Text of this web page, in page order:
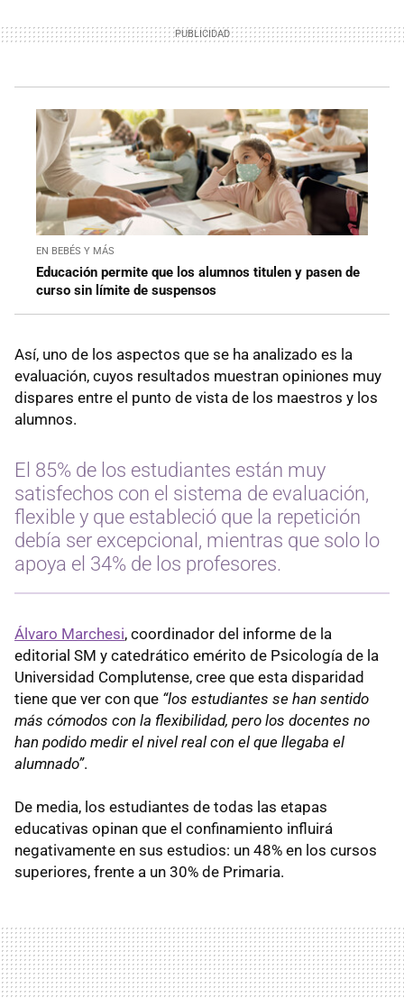
EN BEBÉS Y MÁS
Educación permite que los alumnos titulen y pasen de
curso sin límite de suspensos
Así, uno de los aspectos que se ha analizado es la
evaluación, cuyos resultados muestran opiniones muy
dispares entre el punto de vista de los maestros y los
alumnos.
El 85% de los estudiantes están muy
satisfechos con el sistema de evaluación,
flexible y que estableció que la repetición
debía ser excepcional, mientras que solo lo
apoya el 34% de los profesores.
Álvaro Marchesi, coordinador del informe de la
editorial SM y catedrático emérito de Psicología de la
Universidad Complutense, cree que esta disparidad
tiene que ver con que “los estudiantes se han sentido
más cómodos con la flexibilidad, pero los docentes no
han podido medir el nivel real con el que llegaba el
alumnado”.
De media, los estudiantes de todas las etapas
educativas opinan que el confinamiento influirá
negativamente en sus estudios: un 48% en los cursos
superiores, frente a un 30% de Primaria.